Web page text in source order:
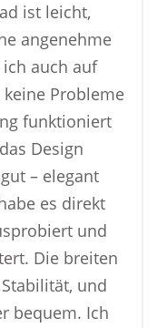
ist leicht,
angenehme
ich auch auf
Probleme
funktioniert
Design
– elegant
es direkt
und
Die breiten
und
bequem. Ich